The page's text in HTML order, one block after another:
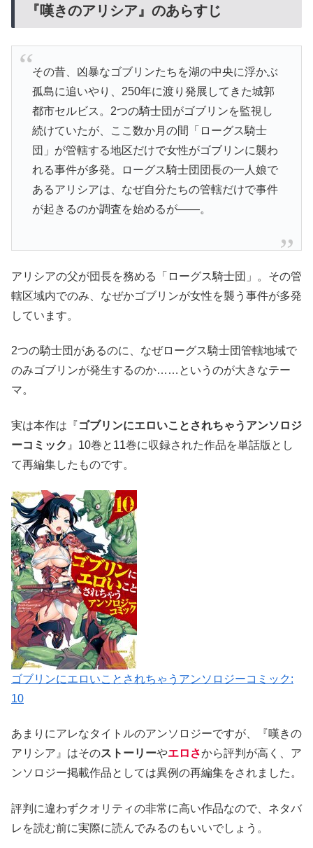
『嘆きのアリシア』のあらすじ
その昔、凶暴なゴブリンたちを湖の中央に浮かぶ
孤島に追いやり、250年に渡り発展してきた城郭
都市セルビス。2つの騎士団がゴブリンを監視し
続けていたが、ここ数か月の間「ローグス騎士
団」が管轄する地区だけで女性がゴブリンに襲わ
れる事件が多発。ローグス騎士団団長の一人娘で
あるアリシアは、なぜ自分たちの管轄だけで事件
が起きるのか調査を始めるが――。
アリシアの父が団長を務める「ローグス騎士団」。その管
轄区域内でのみ、なぜかゴブリンが女性を襲う事件が多発
しています。
2つの騎士団があるのに、なぜローグス騎士団管轄地域で
のみゴブリンが発生するのか……というのが大きなテー
マ。
実は本作は『ゴブリンにエロいことされちゃうアンソロジ
ーコミック 』10巻と11巻に収録された作品を単話版とし
て再編集したものです。
ゴブリンにエロいことされちゃうアンソロジーコミック:
10
あまりにアレなタイトルのアンソロジーですが、『嘆きの
アリシア』はそのストーリーやエロさから評判が高く、ア
ンソロジー掲載作品としては異例の再編集をされました。
評判に違わずクオリティの非常に高い作品なので、ネタバ
レを読む前に実際に読んでみるのもいいでしょう。